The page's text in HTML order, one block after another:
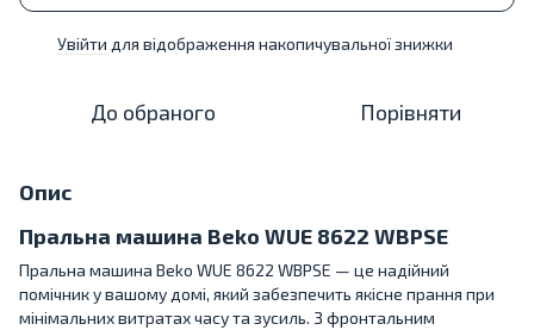
Увійти для відображення накопичувальної знижки
До обраного Порівняти
Опис
Пральна машина Beko WUE 8622 WBPSE
Пральна машина Beko WUE 8622 WBPSE — це надійний
помічник у вашому домі, який забезпечить якісне прання при
мінімальних витратах часу та зусиль. З фронтальним